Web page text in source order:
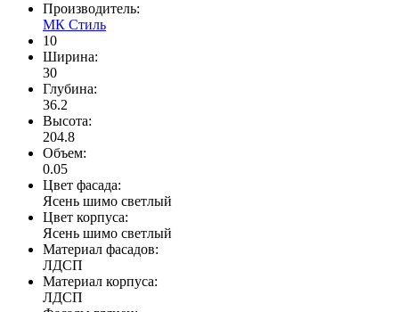
Производитель:
МК Стиль
10
Ширина:
30
Глубина:
36.2
Высота:
204.8
Объем:
0.05
Цвет фасада:
Ясень шимо светлый
Цвет корпуса:
Ясень шимо светлый
Материал фасадов:
ЛДСП
Материал корпуса:
ЛДСП